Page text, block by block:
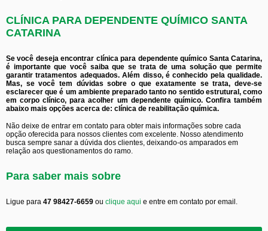
CLÍNICA PARA DEPENDENTE QUÍMICO SANTA
CATARINA
Se você deseja encontrar clínica para dependente químico Santa Catarina,
é importante que você saiba que se trata de uma solução que permite
garantir tratamentos adequados. Além disso, é conhecido pela qualidade.
Mas, se você tem dúvidas sobre o que exatamente se trata, deve-se
esclarecer que é um ambiente preparado tanto no sentido estrutural, como
em corpo clínico, para acolher um dependente químico. Confira também
abaixo mais opções acerca de: clínica de reabilitação química.
Não deixe de entrar em contato para obter mais informações sobre cada
opção oferecida para nossos clientes com excelente. Nosso atendimento
busca sempre sanar a dúvida dos clientes, deixando-os amparados em
relação aos questionamentos do ramo.
Para saber mais sobre
Ligue para 47 98427-6659 ou clique aqui e entre em contato por email.